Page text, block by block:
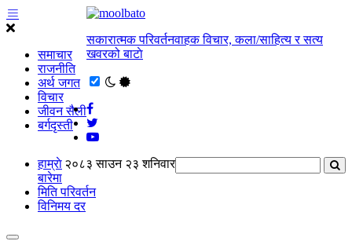
समाचार
राजनीति
अर्थ जगत
विचार
जीवन सैली
बर्गदृस्ती
सकारात्मक परिवर्तनवाहक विचार, कला/साहित्य र सत्य
खवरको बाटाे
२०८३ साउन २३ शनिवार
हाम्राे
बारेमा
मिति परिवर्तन
विनिमय दर